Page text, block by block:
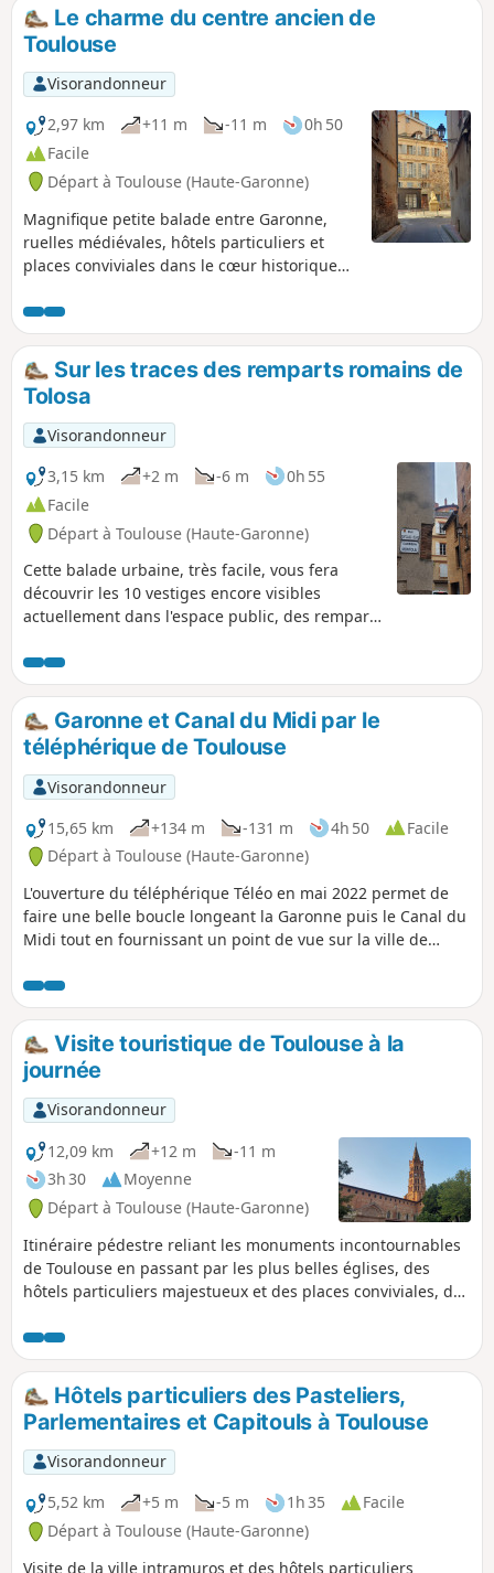
Le charme du centre ancien de
Toulouse
Visorandonneur
2,97 km
+11 m -11 m
0h 50
Facile
Départ à Toulouse (Haute-Garonne)
Magnifique petite balade entre Garonne,
ruelles médiévales, hôtels particuliers et
places conviviales dans le cœur historique
qui traverse les quartiers Saint-Georges,
Capitole, Carmes et Saint-Étienne. En boucle
à partir de la station de métro François
Verdier.Sur les traces des remparts romains de
Tolosa
Visorandonneur
3,15 km
+2 m -6 m
0h 55
Facile
Départ à Toulouse (Haute-Garonne)
Cette balade urbaine, très facile, vous fera
découvrir les 10 vestiges encore visibles
actuellement dans l'espace public, des remparts
Jésus-Christ. La durée de cette promenade est à
augmenter du temps que vous consacrez à
l'observation des lieux.
Garonne et Canal du Midi par le
téléphérique de Toulouse
Visorandonneur
15,65 km
+134 m -131 m 4h 50
Facile
Départ à Toulouse (Haute-Garonne)
L'ouverture du téléphérique Téléo en mai 2022 permet de
faire une belle boucle longeant la Garonne puis le Canal du
Midi tout en fournissant un point de vue sur la ville de
(5), est en plein soleil le matin. La ligne de métro B, pour
des départ alternatifs, désert les répères (4) et (8). Notez
que l'utilisation du téléphérique introduit un biais dans la
fiche technique de Visorando : le dénivelé est très faible et
la randonnée ne fait que 12 km environ pour une durée à
pied de 2h30 à 3h.
Visite touristique de Toulouse à la
journée
Visorandonneur
12,09 km
+12 m
-11 m
3h 30
Moyenne
Départ à Toulouse (Haute-Garonne)
Itinéraire pédestre reliant les monuments incontournables
de Toulouse en passant par les plus belles églises, des
hôtels particuliers majestueux et des places conviviales, des
de la "Ville rose" peut s'étaler sur une ou plusieurs journées
en fonction des potentielles visites et arrêts effectués.
Hôtels particuliers des Pasteliers,
Parlementaires et Capitouls à Toulouse
Visorandonneur
5,52 km
+5 m -5 m 1h 35
Facile
Départ à Toulouse (Haute-Garonne)
Visite de la ville intramuros et des hôtels particuliers